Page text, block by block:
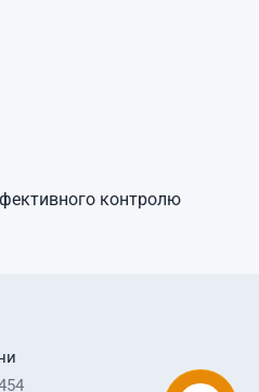
контролю